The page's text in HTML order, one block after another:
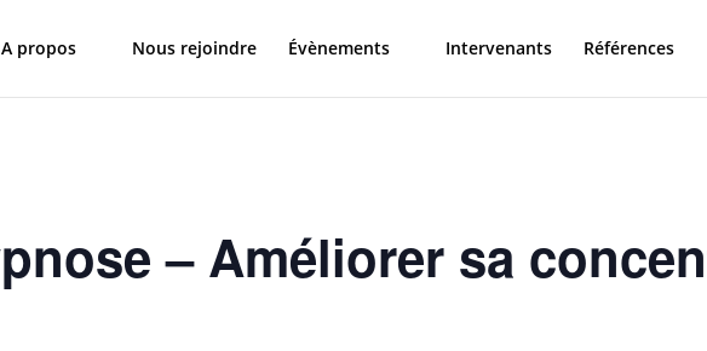
A propos Nous rejoindre Évènements Intervenants Références
– Améliorer sa